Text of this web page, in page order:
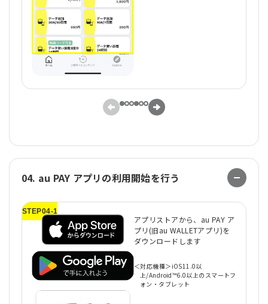
04. au PAY アプリの利用開始を行う
STEP04-1
アプリストアから、au PAY ア
プリ(旧au WALLETアプリ)を
ダウンロードします
＜対応機種＞iOS11.0以
上/Android™6.0以上のスマートフ
ォン・タブレット